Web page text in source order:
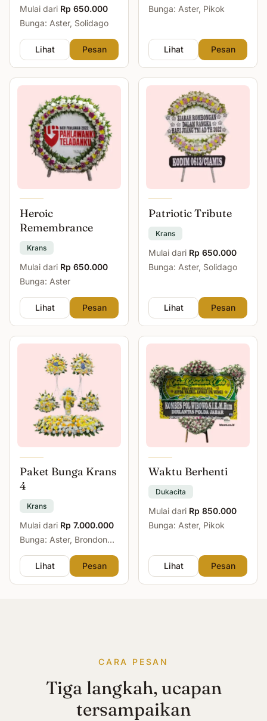
Mulai dari Rp 650.000
Bunga: Aster, Solidago
Lihat Pesan
Bunga: Aster, Pikok
Lihat Pesan
Heroic
Remembrance
Krans
Mulai dari Rp 650.000
Bunga: Aster
Lihat Pesan
Patriotic Tribute
Krans
Mulai dari Rp 650.000
Bunga: Aster, Solidago
Lihat Pesan
Paket Bunga Krans
4
Krans
Mulai dari Rp 7.000.000
Bunga: Aster, Brondong,
Lihat
Pesan
Waktu Berhenti
Dukacita
Mulai dari Rp 850.000
Bunga: Aster, Pikok
Lihat Pesan
CARA PESAN
Tiga langkah, ucapan
tersampaikan